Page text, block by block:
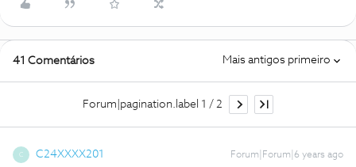
41 Comentários Mais antigos primeiro
Forum|pagination.label 1 / 2
C C24XXXX201 Forum|Forum|6 years ago